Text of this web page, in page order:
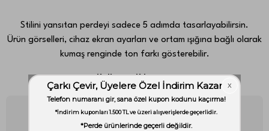
Stilini yansıtan perdeyi sadece 5 adımda tasarlayabilirsin.
Ürün görselleri, cihaz ekran ayarları ve ortam ışığına bağlı olarak
kumaş renginde ton farkı gösterebilir.
Kullanım Kılavuzu
Unutma! Bu perde sana özel dikileceği ve iadesi mümkün
olmayacağı için ölçüleri kontrol etmen çok önemli.